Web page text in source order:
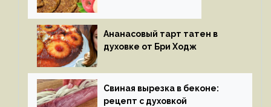
Ананасовый тарт татен в
духовке от Бри Ходж
Свиная вырезка в беконе:
рецепт с духовкой